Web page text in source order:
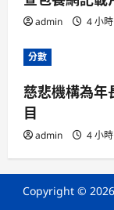
admin 4 小
分數
慈悲機構為年
目
admin 4 小
Copyright ©